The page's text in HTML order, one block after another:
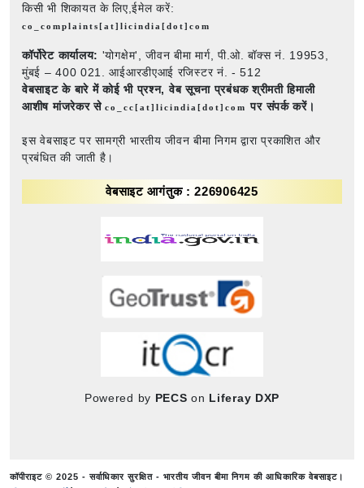
किसी भी शिकायत के लिए,ईमेल करें:
co_complaints[at]licindia[dot]com
कॉर्पोरेट कार्यालय: 'योगक्षेम', जीवन बीमा मार्ग, पी.ओ. बॉक्स नं. 19953,
मुंबई – 400 021. आईआरडीएआई रजिस्टर नं. - 512
वेबसाइट के बारे में कोई भी प्रश्न, वेब सूचना प्रबंधक श्रीमती हिमाली
आशीष मांजरेकर सेco_cc[at]licindia[dot]comपर संपर्क करें।
इस वेबसाइट पर सामग्री भारतीय जीवन बीमा निगम द्वारा प्रकाशित और
प्रबंधित की जाती है।
वेबसाइट आगंतुक : 226906425
Powered by PECS on Liferay DXP
कॉपीराइट © 2025 - सर्वाधिकार सुरक्षित - भारतीय जीवन बीमा निगम की आधिकारिक वेबसाइट।